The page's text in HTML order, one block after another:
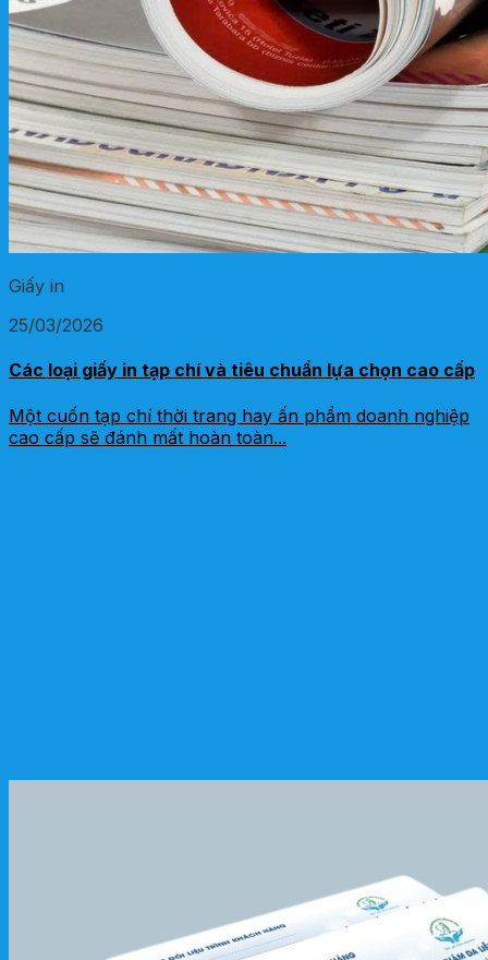
Giấy in
25/03/2026
Các loại giấy in tạp chí và tiêu chuẩn lựa chọn cao cấp
Một cuốn tạp chí thời trang hay ấn phẩm doanh nghiệp
cao cấp sẽ đánh mất hoàn toàn...